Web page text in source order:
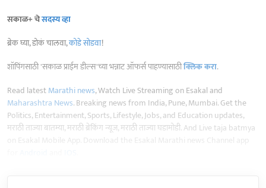
सकाळ+ चेसदस्य व्हा
ब्रेक घ्या, डोकं चालवा,कोडे सोडवा!
शॉपिंगसाठी 'सकाळ प्राईम डील्स'च्या भन्नाट ऑफर्स पाहण्यासाठीक्लिक करा.
Read latestMarathi news, Watch Live Streaming on Esakal and
Maharashtra News. Breaking news from India, Pune, Mumbai. Get the
Politics, Entertainment, Sports, Lifestyle, Jobs, and Education updates,
मराठी ताज्या बातम्या, मराठी ब्रेकिंग न्यूज, मराठी ताज्या घडामोडी. And Live taja batmya
on Esakal Mobile App. Download the Esakal Marathi news Channel app